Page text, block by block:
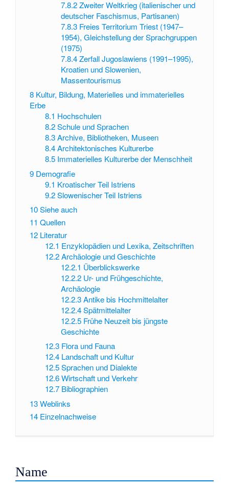
7.8.2 Zweiter Weltkrieg (italienischer und
deutscher Faschismus, Partisanen)
7.8.3 Freies Territorium Triest (1947–
1954), Gleichstellung der Sprachgruppen
(1975)
7.8.4 Zerfall Jugoslawiens (1991–1995),
Kroatien und Slowenien,
Massentourismus
8 Kultur, Bildung, Materielles und immaterielles
Erbe
8.1 Hochschulen
8.2 Schule und Sprachen
8.3 Archive, Bibliotheken, Museen
8.4 Architektonisches Kulturerbe
8.5 Immaterielles Kulturerbe der Menschheit
9 Demografie
9.1 Kroatischer Teil Istriens
9.2 Slowenischer Teil Istriens
10Siehe auch
11 Quellen
12 Literatur
12.1 Enzyklopädien und Lexika, Zeitschriften
12.2 Archäologie und Geschichte
12.2.1 Überblickswerke
12.2.2 Ur- und Frühgeschichte,
Archäologie
12.2.3 Antike bis Hochmittelalter
12.2.4 Spätmittelalter
12.2.5 Frühe Neuzeit bis jüngste
Geschichte
12.3 Flora und Fauna
12.4 Landschaft und Kultur
12.5 Sprachen und Dialekte
12.6 Wirtschaft und Verkehr
12.7 Bibliographien
13Weblinks
14 Einzelnachweise
Name